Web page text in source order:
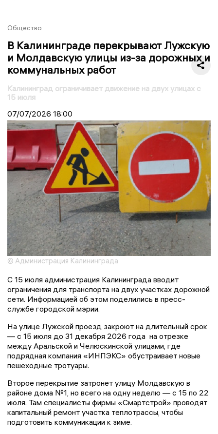
Общество
В Калининграде перекрывают Лужскую
и Молдавскую улицы из-за дорожных и
коммунальных работ
Калининград ограничивает движение на двух улицах с
15 июля
07/07/2026 18:00
© Администрация Калининграда
С 15 июля администрация Калининграда вводит
ограничения для транспорта на двух участках дорожной
сети. Информацией об этом поделились в пресс-
службе городской мэрии.
На улице Лужской проезд закроют на длительный срок
— с 15 июля до 31 декабря 2026 года на отрезке
между Аральской и Челюскинской улицами, где
подрядная компания «ИНПЭКС» обустраивает новые
пешеходные тротуары.
Второе перекрытие затронет улицу Молдавскую в
районе дома №1, но всего на одну неделю — с 15 по 22
июля. Там специалисты фирмы «Смартстрой» проводят
капитальный ремонт участка теплотрассы, чтобы
подготовить коммуникации к зиме.